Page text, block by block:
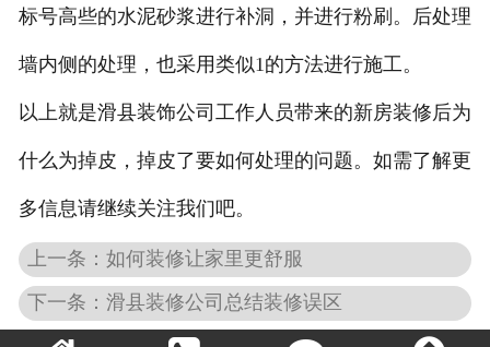
标号高些的水泥砂浆进行补洞，并进行粉刷。后处理
墙内侧的处理，也采用类似1的方法进行施工。
以上就是滑县装饰公司工作人员带来的新房装修后为
什么为掉皮，掉皮了要如何处理的问题。如需了解更
多信息请继续关注我们吧。
上一条：如何装修让家里更舒服
下一条：滑县装修公司总结装修误区